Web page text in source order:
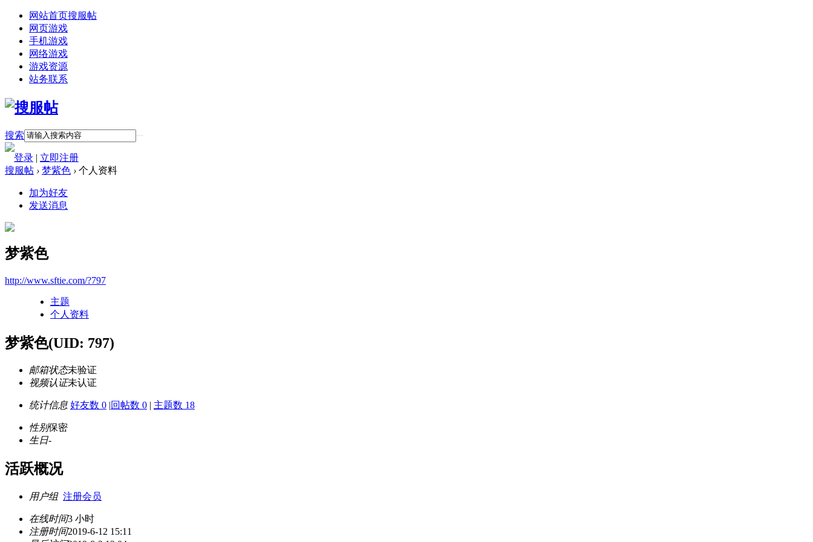
网站首页搜服帖
网页游戏
手机游戏
网络游戏
游戏资源
站务联系
搜索
登录 | 立即注册
搜服帖 › 梦紫色 › 个人资料
加为好友
发送消息
梦紫色
http://www.sftie.com/?797
主题
个人资料
梦紫色(UID: 797)
邮箱状态未验证
视频认证未认证
统计信息 好友数 0 |回帖数 0 | 主题数 18
性别保密
生日-
活跃概况
用户组 注册会员
在线时间3 小时
注册时间2019-6-12 15:11